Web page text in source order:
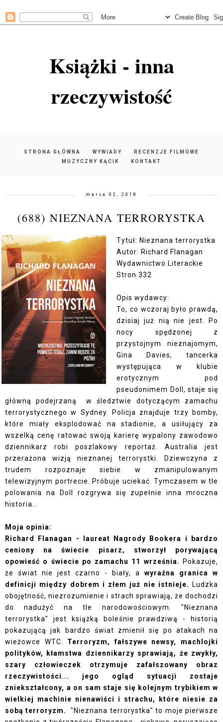
Książki - inna
rzeczywistość
STRONA GŁÓWNA WYWIADY
RECENZJE FILMOWE
MUZYCZNY KĄCIK
KONTAKT
marca 02, 2018
(688) NIEZNANA TERRORYSTKA
Tytuł: Nieznana terrorystka
Autor: Richard Flanagan
Wydawnictwo Literackie
Stron 332
Opis wydawcy:
To, co wczoraj było prawdą,
dzisiaj już nią nie jest. Po
nocy spędzonej z
przystojnym nieznajomym,
Gina Davies, tancerka
występująca w klubie
erotycznym pod
pseudonimem Doll, staje się
główną podejrzaną w śledztwie dotyczącym zamachu
terrorystycznego w Sydney. Policja znajduje trzy bomby,
które miały eksplodować na stadionie, a usiłujący za
wszelką cenę ratować swoją karierę wypalony zawodowo
dziennikarz robi poszlakowy reportaż. Australia jest
przerażona wizją nieznanej terrorystki. Dziewczyna z
trudem rozpoznaje siebie w zmanipulowanym
telewizyjnym portrecie. Próbuje uciekać. Tymczasem w tle
polowania na Doll rozgrywa się zupełnie inna mroczna
historia…
Moja opinia:
Richard Flanagan - laureat Nagrody Bookera i bardzo
ceniony na świecie pisarz, stworzył porywającą
opowieść o świecie po zamachu 11 września.
Pokazuje,
że świat nie jest czarno - biały, a wyraźna granica w
definicji między dobrem i złem już nie istnieje.
Ludzka
obojętność, niezrozumienie i strach sprawiają, że dochodzi
do nadużyć na tle narodowościowym. "Nieznana
terrorystka" jest książką boleśnie prawdziwą - historią
pokazującą jak bardzo świat zmienił się po atakach na
wieżowce WTC.
Terroryzm, fałszywe newsy, machlojki
polityków, kłamstwa dziennikarzy sprawiają, że zwykły,
szary człowieczek otrzymuje zafałszowany obraz
rzeczywistości... jego ogląd sytuacji zostaje
zniekształcony, a on sam staje się kolejnym trybikiem w
wielkiej machinie nienawiści i strachu, które niesie za
sobą terroryzm.
"Nieznana terrorystka" to moje pierwsze